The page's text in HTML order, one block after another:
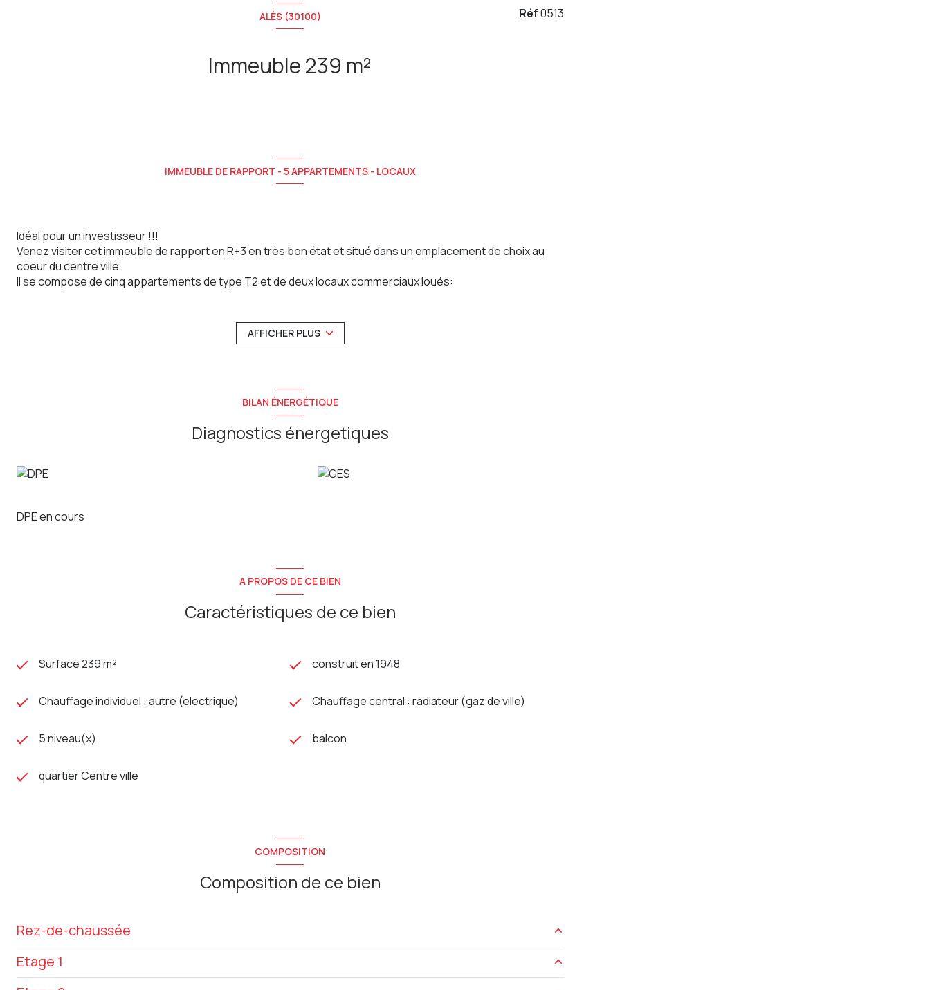
ALÈS (30100)
Immeuble 239 m²
Réf0513
IMMEUBLE DE RAPPORT - 5 APPARTEMENTS - LOCAUX
Idéal pour un investisseur !!!
Venez visiter cet immeuble de rapport en R+3 en très bon état et situé dans un emplacement de choix au
coeur du centre ville.
Il se compose de cinq appartements de type T2 et de deux locaux commerciaux loués:
Le second local est loué depuis le 01/10/2015. Loyer : 697.58 € par mois + 25.00 € de provisions sur charges.
Le premier appartement est loué depuis le 02/09/2019. Loyer : 394.21 € par mois + 25.00 € de provisions sur
Le second appartement est loué depuis le 14/02/2023. Loyer : 445.04 € par mois + 40.83 € de provisions sur
Au second étage
: Deux appartements de type T2 de 53.53 m² et 47.42 m².
Le premier appartement est loué depuis le 24/08/2022. Loyer : 418.13€ par mois + 41€ de provisions sur
Le second appartement est loué depuis le 13/06/2024. Loyer: 456 € par mois + 37€ de provisions sur
charges. Classe DPE : E.
mois + 36€ de provisions sur charges. Classe DPE : E
Immeuble en très bon état d'entretien.
Les informations sur les risques auxquels ce bien est exposé sont disponibles sur le siteGéorisques
AFFICHER PLUS
BILAN ÉNERGÉTIQUE
Diagnostics énergetiques
DPE en cours
A PROPOS DE CE BIEN
Caractéristiques de ce bien
Surface 239 m² construit en 1948
Chauffage individuel : autre (electrique) Chauffage central : radiateur (gaz de ville)
5 niveau(x) balcon
quartier Centre ville
COMPOSITION
Composition de ce bien
Rez-de-chaussée
local
Etage 1